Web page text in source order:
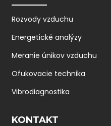
Rozvody vzduchu
Energetické analýzy
Meranie únikov vzduchu
Ofukovacie technika
Vibrodiagnostika
KONTAKT